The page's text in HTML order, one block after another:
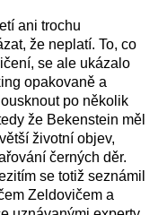
ani trochu
že neplatí. To, co
se ale ukázalo
opakovaně a
po několik
že Bekenstein měl
životní objev,
černých děr.
se totiž seznámil
Zeldovičem a